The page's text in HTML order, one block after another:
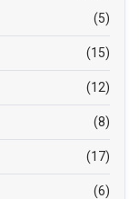
(5)
(15)
(12)
(8)
(17)
(6)